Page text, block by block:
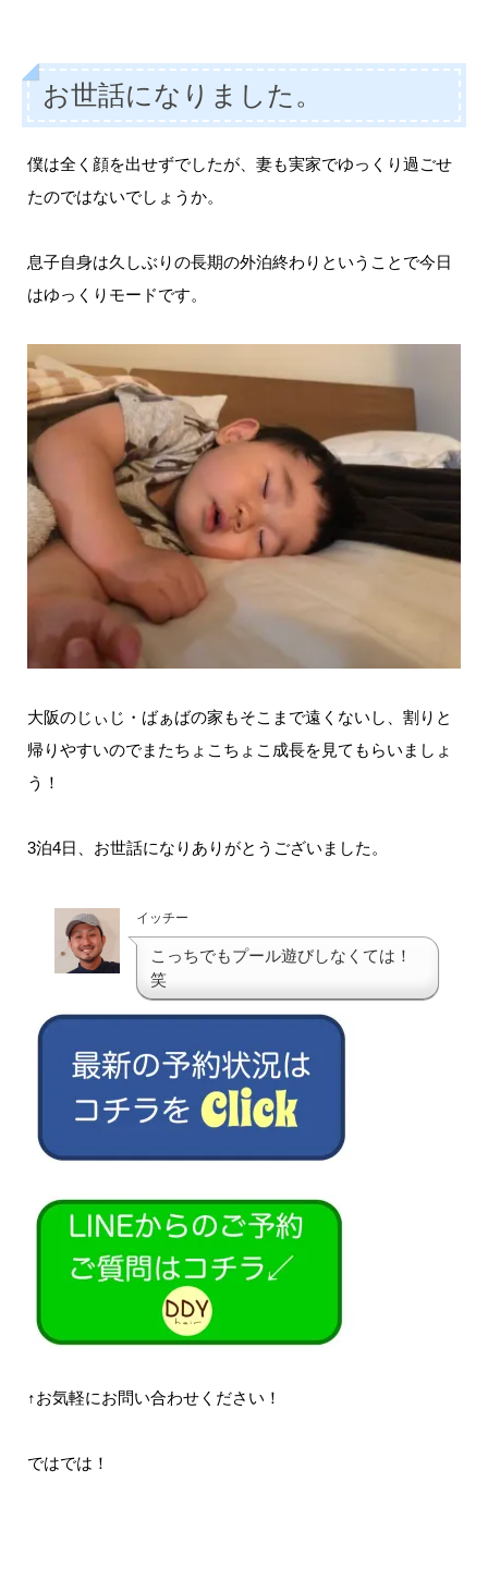
お世話になりました。
僕は全く顔を出せずでしたが、妻も実家でゆっくり過ごせ
たのではないでしょうか。
息子自身は久しぶりの長期の外泊終わりということで今日
はゆっくりモードです。
大阪のじぃじ・ばぁばの家もそこまで遠くないし、割りと
帰りやすいのでまたちょこちょこ成長を見てもらいましょ
う！
3泊4日、お世話になりありがとうございました。
イッチー
こっちでもプール遊びしなくては！
笑
↑お気軽にお問い合わせください！
ではでは！